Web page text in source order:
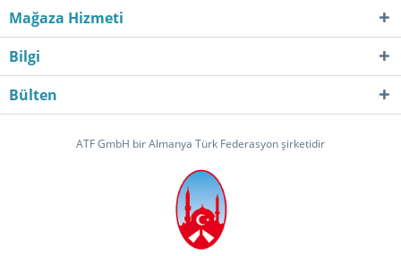
Mağaza Hizmeti
Bilgi
Bülten
ATF GmbH bir Almanya Türk Federasyon şirketidir